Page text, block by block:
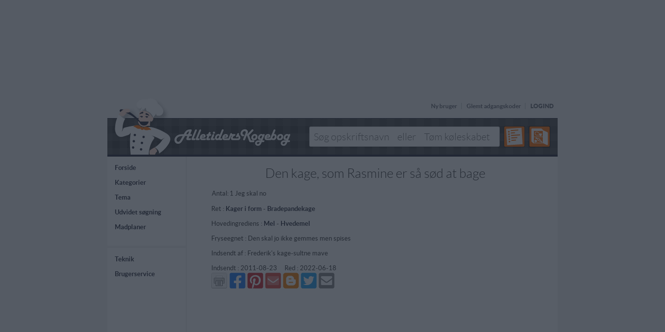
Ny bruger Glemt adgangskoder LOGIND
Forside
Kategorier
Tema
Udvidet søgning
Madplaner
Teknik
Brugerservice
Den kage, som Rasmine er så sød at bage
Antal: 1 Jeg skal no
Ret : Kager i form - Bradepandekage
Hovedingrediens : Mel - Hvedemel
Fryseegnet : Den skal jo ikke gemmes men spises
Indsendt af : Frederik's kage-sultne mave
Indsendt : 2011-08-23 Red : 2022-06-18
Del
på
Facebook
Del
på
Pinterest
Send
via
GMail
Del
på
Blogger
Del
på
Twitter
Send
mail